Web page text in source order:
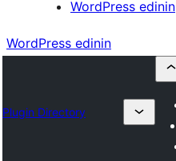
WordPress edinin
WordPress edinin
Plugin Directory